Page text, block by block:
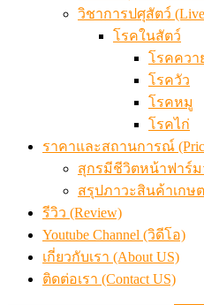
วิชาการปศุสัตว์
โรคในสัตว์
โรคควา
โรควัว
โรคหมู
โรคไก่
ราคาและสถานการณ์
สุกรมีชีวิตหน้าฟาร์
สรุปภาวะสินค้าเกษ
รีวิว (Review)
Youtube Channel (วิดีโอ)
เกี่ยวกับเรา (About US)
ติดต่อเรา (Contact US)